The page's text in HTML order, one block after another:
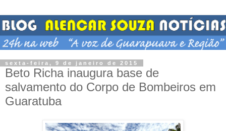
sexta-feira, 9 de janeiro de 2015
Beto Richa inaugura base de
salvamento do Corpo de Bombeiros em
Guaratuba